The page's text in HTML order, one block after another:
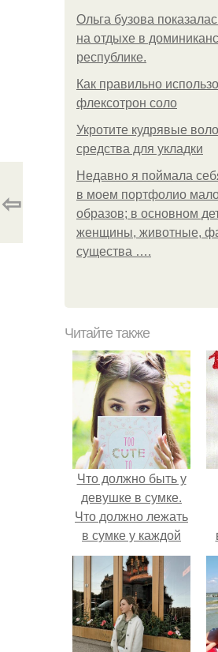
Ольга бузова
на отдыхе в
республике.
Как правильно
флексотрон соло
Укротите кудрявые
средства для укладки
Недавно я поймала
в моем портфолио
образов; в основном
женщины, животные,
существа ….
⇦
Читайте также
Что должно быть у
девушке в сумке.
Что должно лежать
в сумке у каждой
девушки?